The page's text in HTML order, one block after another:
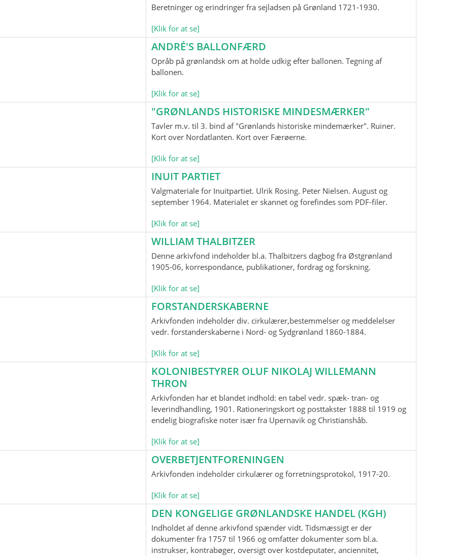
Beretninger og erindringer fra sejladsen på Grønland 1721-1930.
[Klik for at se]
ANDRÉ'S BALLONFÆRD
Opråb på grønlandsk om at holde udkig efter ballonen. Tegning af
ballonen.
[Klik for at se]
"GRØNLANDS HISTORISKE MINDESMÆRKER"
Tavler m.v. til 3. bind af "Grønlands historiske mindemærker". Ruiner.
Kort over Nordatlanten. Kort over Færøerne.
[Klik for at se]
INUIT PARTIET
Valgmateriale for Inuitpartiet. Ulrik Rosing. Peter Nielsen. August og
september 1964. Materialet er skannet og forefindes som PDF-filer.
[Klik for at se]
WILLIAM THALBITZER
Denne arkivfond indeholder bl.a. Thalbitzers dagbog fra Østgrønland
1905-06, korrespondance, publikationer, fordrag og forskning.
[Klik for at se]
FORSTANDERSKABERNE
Arkivfonden indeholder div. cirkulærer,bestemmelser og meddelelser
vedr. forstanderskaberne i Nord- og Sydgrønland 1860-1884.
[Klik for at se]
KOLONIBESTYRER OLUF NIKOLAJ WILLEMANN
THRON
Arkivfonden har et blandet indhold: en tabel vedr. spæk- tran- og
leverindhandling, 1901. Rationeringskort og posttakster 1888 til 1919 og
endelig biografiske noter især fra Upernavik og Christianshåb.
[Klik for at se]
OVERBETJENTFORENINGEN
Arkivfonden indeholder cirkulærer og forretningsprotokol, 1917-20.
[Klik for at se]
DEN KONGELIGE GRØNLANDSKE HANDEL (KGH)
Indholdet af denne arkivfond spænder vidt. Tidsmæssigt er der
dokumenter fra 1757 til 1966 og omfatter dokumenter som bl.a.
instrukser, kontrabøger, oversigt over kostdeputater, anciennitet,